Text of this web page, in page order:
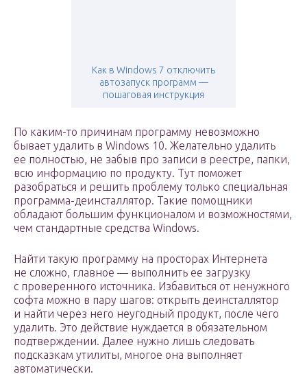
Как в Windows 7 отключить
автозапуск программ —
пошаговая инструкция
По каким-то причинам программу невозможно
бывает удалить в Windows 10. Желательно удалить
ее полностью, не забыв про записи в реестре, папки,
всю информацию по продукту. Тут поможет
разобраться и решить проблему только специальная
программа-деинсталлятор. Такие помощники
обладают большим функционалом и возможностями,
чем стандартные средства Windows.
Найти такую программу на просторах Интернета
не сложно, главное — выполнить ее загрузку
с проверенного источника. Избавиться от ненужного
софта можно в пару шагов: открыть деинсталлятор
и найти через него неугодный продукт, после чего
удалить. Это действие нуждается в обязательном
подтверждении. Далее нужно лишь следовать
подсказкам утилиты, многое она выполняет
автоматически.